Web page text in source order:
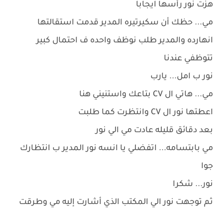
هزت نور رأسها ايجابا
مي... حظك أن سكيرتيره المدير قدمت استقالتها
انهارده والمدير طلب نوظف واحده ف احتمال كبير
تتوظفي عندنا
نور ب امل... يارب
مي... هاتي ال CV بتاعك واستنيني هنا
اعطتها نور ال CV وانتظرت كما طلبت
بعد دقائق قليله عادت مي الي نور
مي بابتسامه... اتفضلي يا انسه نور المدير ب انتظارك
جوا
نور... شكرا
ثم توجهت نور الي المكتب الذي أشارت إليه مي وطرقت